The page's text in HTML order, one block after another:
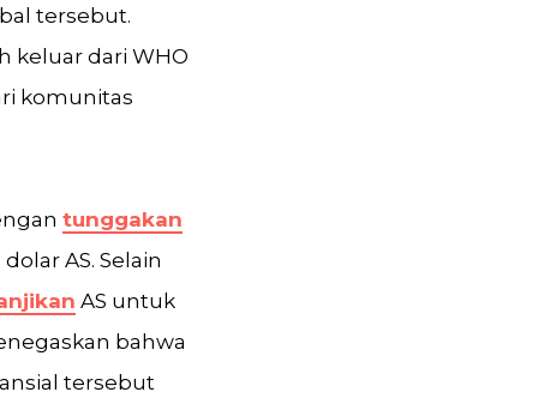
tersebut.
keluar dari WHO
komunitas
tunggakan
AS. Selain
AS untuk
bahwa
tersebut